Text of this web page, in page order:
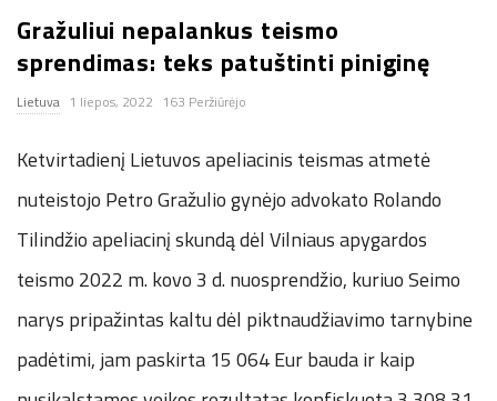
n
.
n
e
t
Gražuliui nepalankus teismo
sprendimas: teks patuštinti piniginę
Lietuva 1 liepos, 2022 163 Peržiūrėjo
Ketvirtadienį Lietuvos apeliacinis teismas atmetė
nuteistojo Petro Gražulio gynėjo advokato Rolando
Tilindžio apeliacinį skundą dėl Vilniaus apygardos
teismo 2022 m. kovo 3 d. nuosprendžio, kuriuo Seimo
narys pripažintas kaltu dėl piktnaudžiavimo tarnybine
padėtimi, jam paskirta 15 064 Eur bauda ir kaip